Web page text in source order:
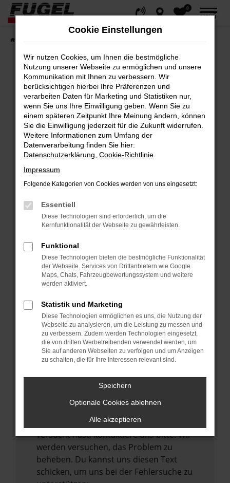
Zum
Hauptinhalt
springen
0
MENÜ
Fehler: Network Error
Beim Laden ist ein Fehler aufgetreten.
Hier sind ein paar Tipps, die dir helfen können:
Überprüfe deine Firewall und deine
Internetverbindung.
Laden andere Webseiten, zum Beispiel
deine Suchmaschine?
Prüfe deine Browsererweiterungen.
Manche Erweiterungen, wie Werbeblocker,
können das Laden bestimmter Seiten
anderen Browser oder in einem privaten
Fenster?
Starte dein Gerät neu.
vorübergehende Probleme zu beheben.
Stelle sicher, dass dein Browser und dein
Betriebssystem auf dem neuesten Stand
sind.
Veraltete Software birgt nicht nur ein
führen, dass bestimmte Funktionen nicht
Wende dich an den Webseitenbetreiber.
Wenn du alle oben genannten Schritte
versucht hast, kontaktiere uns bitte. Wir
werden versuchen, das Problem zu
beheben. Du kannst uns diesen Text
schicken, um uns bei der Fehlersuche zu
Cookie Einstellungen
Wir nutzen Cookies, um Ihnen die bestmögliche
Nutzung unserer Webseite zu ermöglichen und unsere
Kommunikation mit Ihnen zu verbessern. Wir
berücksichtigen hierbei Ihre Präferenzen und
verarbeiten Daten für Marketing und Statistiken nur,
wenn Sie uns Ihre Einwilligung geben. Wenn Sie zu
einem späteren Zeitpunkt Ihre Meinung ändern, können
Sie die Einwilligung jederzeit für die Zukunft widerrufen.
Weitere Informationen zum Umfang der
Datenverarbeitung finden Sie hier:
Datenschutzerklärung Cookie-Richtlinie
Impressum
Folgende Kategorien von Cookies werden von uns eingesetzt:
Essentiell
Diese Technologien sind erforderlich, um die
Kernfunktionalität der Webseite zu gewährleisten.
Funktional
Diese Technologien bieten die bestmögliche Funktionalität
der Webseite. Services von Drittanbietern wie Google
Maps, Chats, Fahrzeugbewertungssystem und weitere
werden aktiviert.
Statistik und Marketing
Diese Technologien ermöglichen es uns, die Nutzung der
Webseite zu analysieren, um die Leistung zu messen und
zu verbessern. Zudem werden Technologien eingesetzt,
die von dritten Werbetreibenden verwendet werden, um
Sie auf anderen Webseiten zu verfolgen und um Anzeigen
zu schalten, die für Ihre Interessen relevant sind.
Speichern
Optionale Cookies ablehnen
Alle akzeptieren